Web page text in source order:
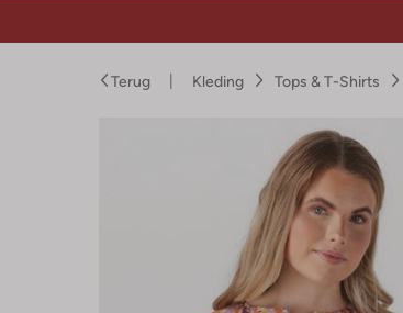
Terug Kleding Tops & T-Shirts